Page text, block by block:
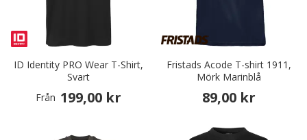
ID Identity PRO Wear T-Shirt,
Svart
Från 199,00 kr
Fristads Acode T-shirt 1911,
Mörk Marinblå
89,00 kr